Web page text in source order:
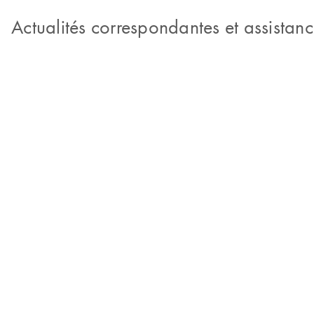
Actualités correspondantes et